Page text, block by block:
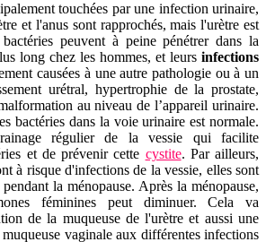
touchées par une infection urinaire,
et l'anus sont rapprochés, mais l'urètre est
peuvent à peine pénétrer dans la
long chez les hommes, et leurs infections
causées à une autre pathologie ou à un
urétral, hypertrophie de la prostate,
au niveau de l’appareil urinaire.
bactéries dans la voie urinaire est normale.
régulier de la vessie qui facilite
et de prévenir cette cystite. Par ailleurs,
à risque d'infections de la vessie, elles sont
la ménopause. Après la ménopause,
féminines peut diminuer. Cela va
de la muqueuse de l'urètre et aussi une
vaginale aux différentes infections